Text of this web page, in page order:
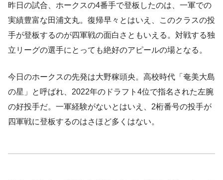
昨日の試合、ホークスの4番手で登板したのは、一軍での
実績豊富な田浦文丸。復帰早々とはいえ、このクラスの投
手が登板するのが四軍戦の面白さともいえる。対戦する独
立リーグの選手にとっても絶好のアピールの場となる。
今日のホークスの先発は大野稼頭央。高校時代「奄美大島
の星」と呼ばれ、2022年のドラフト4位で指名された左腕
の好投手だ。一軍経験がないとはいえ、2桁番号の投手が
四軍戦に登板するのはさほど多くはない。